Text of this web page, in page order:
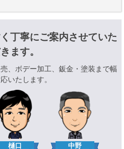
丁寧にご案内させていた
ます。
、ボデー加工、鈑金・塗装まで幅
いたします。
樋口 中野